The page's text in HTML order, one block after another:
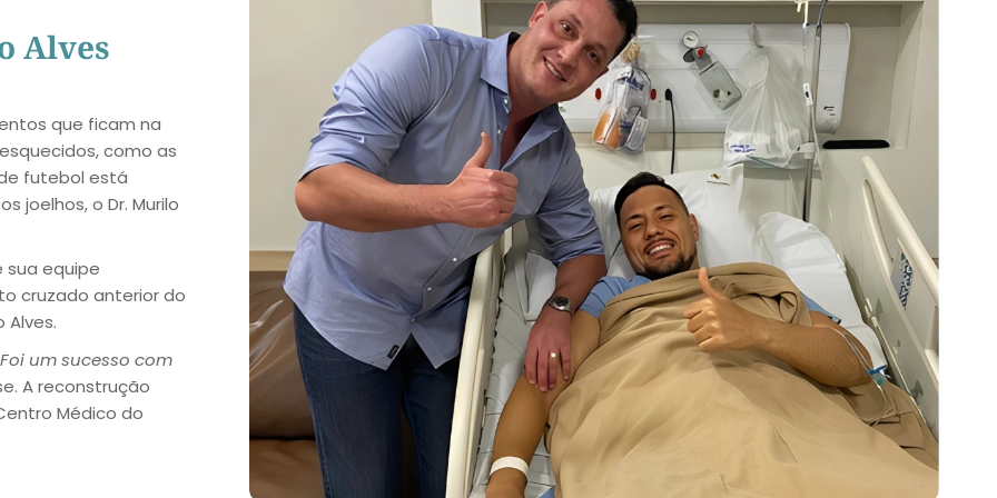
Alves
que ficam na
como as
futebol está
joelhos, o Dr. Murilo
sua equipe
cruzado anterior do
Alves.
Foi um sucesso com
A reconstrução
Médico do